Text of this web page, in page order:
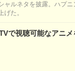
ャルネタを披露。ハプ
げた。
で視聴可能なアニメ